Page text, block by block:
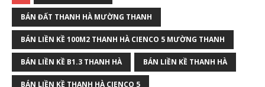
BÁN ĐẤT THANH HÀ MƯỜNG THANH
BÁN LIỀN KỀ 100M2 THANH HÀ CIENCO 5 MƯỜNG THANH
BÁN LIỀN KỀ B1.3 THANH HÀ BÁN LIỀN KỀ THANH HÀ
BÁN LIỀN KỀ THANH HÀ CIENCO 5